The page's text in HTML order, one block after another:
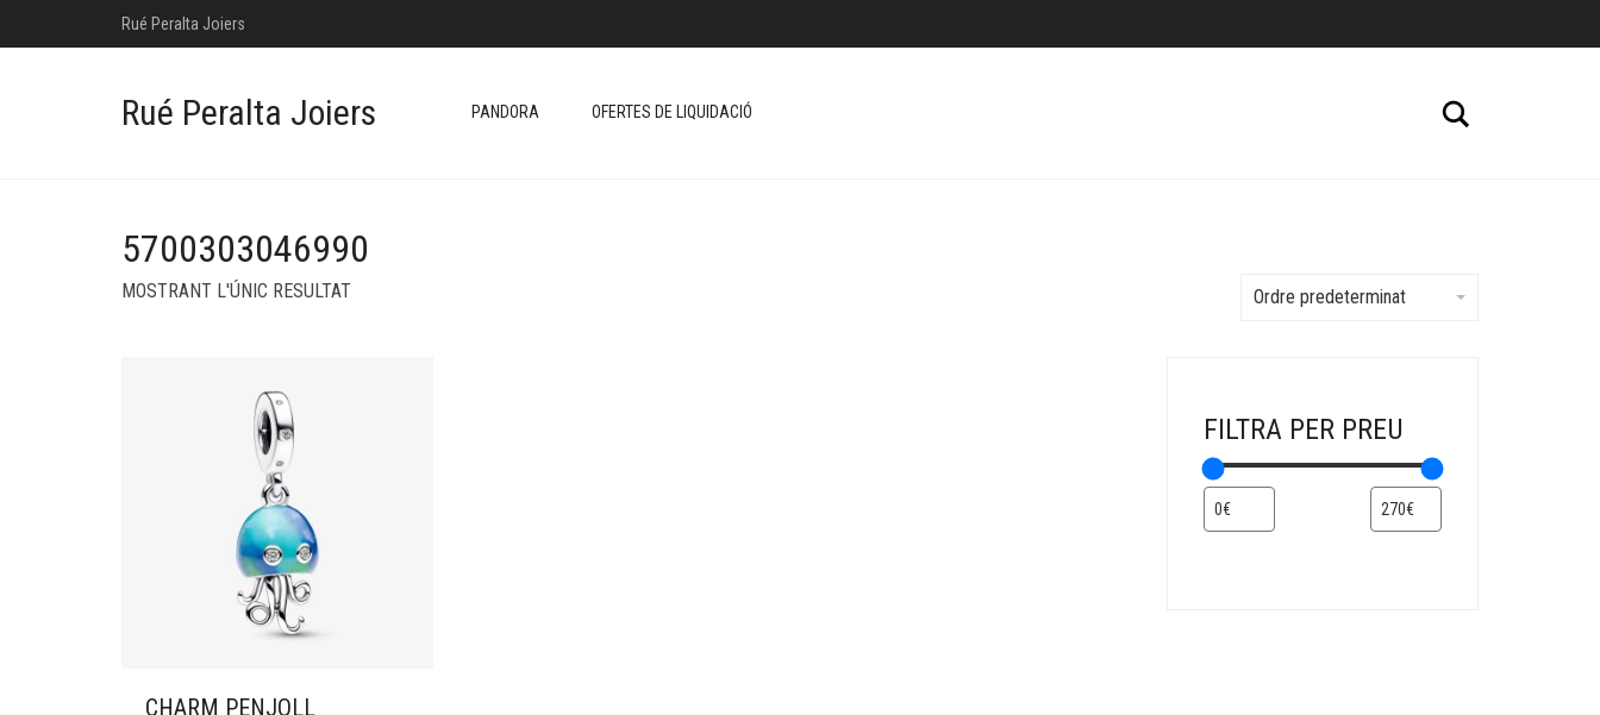
Rué Peralta Joiers
Rué Peralta Joiers PANDORA OFERTES DE LIQUIDACIÓ
5700303046990
MOSTRANT L'ÚNIC RESULTAT Ordre predeterminat
CHARM PENJOLL
FILTRA PER PREU